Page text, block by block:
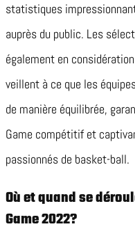
statistiques
auprès du public. Les
également en
veillent à ce que les
de manière équilibrée,
Game compétitif et
passionnés de basket-ball.
Où et quand se
Game 2022?